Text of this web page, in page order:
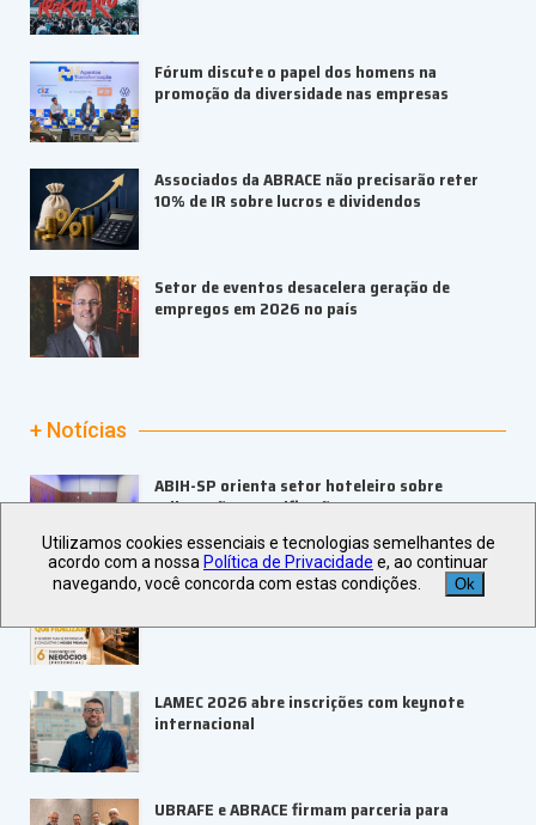
Fórum discute o papel dos homens na
promoção da diversidade nas empresas
Associados da ABRACE não precisarão reter
10% de IR sobre lucros e dividendos
Setor de eventos desacelera geração de
empregos em 2026 no país
+ Notícias
ABIH-SP orienta setor hoteleiro sobre
tributação e precificação
ABIH-SP promove 6º Encontro de Negócios do
LAMEC 2026 abre inscrições com keynote
internacional
UBRAFE e ABRACE firmam parceria para
Utilizamos cookies essenciais e tecnologias semelhantes de
acordo com a nossa Política de Privacidade e, ao continuar
navegando, você concorda com estas condições.
Ok